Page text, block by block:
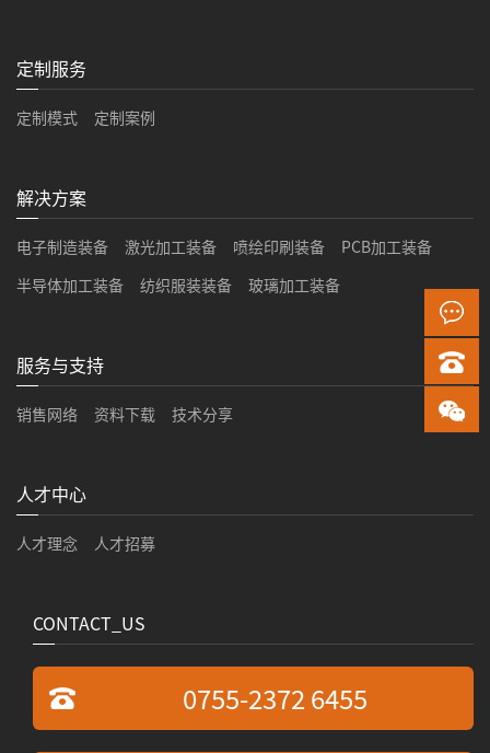
定制服务
定制模式 定制案例
解决方案
电子制造装备 激光加工装备 喷绘印刷装备
PCB加工装备
半导体加工装备
纺织服装装备 玻璃加工装备
服务与支持
销售网络 资料下载 技术分享
人才中心
人才理念 人才招募
CONTACT_US
0755-2372 6455